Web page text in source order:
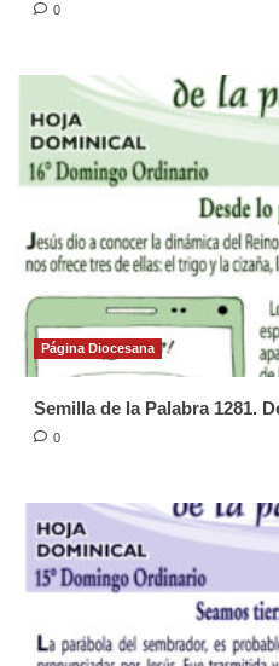
0
Página Diocesana
Semilla de la Palabra 1281.
0